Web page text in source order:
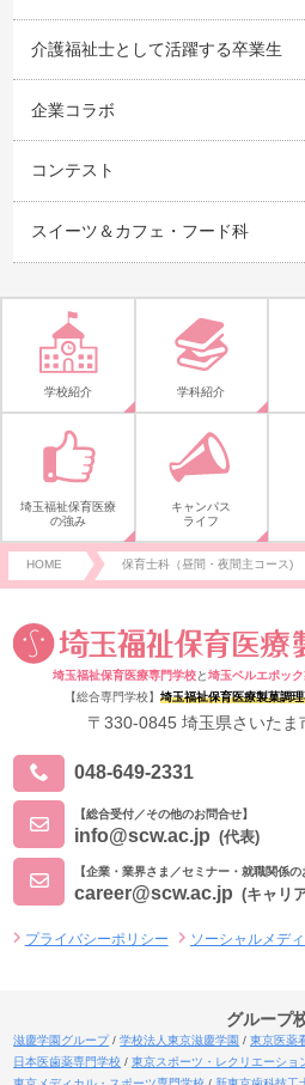
介護福祉士として活躍する卒業生
企業コラボ
コンテスト
スイーツ＆カフェ・フード科
学校紹介 学科紹介
埼玉福祉保育医療
の強み
キャンパス
ライフ
HOME 保育士科（昼間・夜間主コース)
埼玉福祉保育医療専門学校と埼玉ベルエポッ
【総合専門学校】 埼玉福祉保育医療製菓調
〒330-0845 埼玉県さいた
048-649-2331
【総合受付／その他のお問合せ】
info@scw.ac.jp (代表)
【企業・業界さま／セミナー・就職関係の
career@scw.ac.jp (キャリ
プライバシーポリシー ソーシャルメデ
グループ
滋慶学園グループ 学校法人東京滋慶学園 東京医薬
日本医歯薬専門学校
東京スポーツ・レクリエーショ